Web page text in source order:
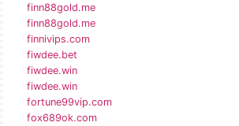
finn88gold.me
finn88gold.me
finnivips.com
fiwdee.bet
fiwdee.win
fiwdee.win
fortune99vip.com
fox689ok.com